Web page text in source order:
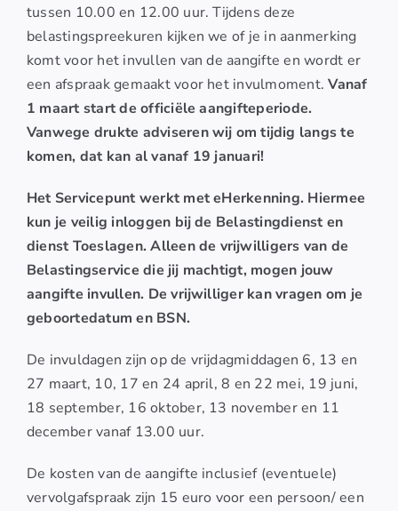
tussen 10.00 en 12.00 uur. Tijdens deze
belastingspreekuren kijken we of je in aanmerking
komt voor het invullen van de aangifte en wordt er
een afspraak gemaakt voor het invulmoment.Vanaf
1 maart start de officiële aangifteperiode.
Vanwege drukte adviseren wij om tijdig langs te
komen, dat kan al vanaf 19 januari!
Het Servicepunt werkt met eHerkenning. Hiermee
kun je veilig inloggen bij de Belastingdienst en
dienst Toeslagen. Alleen de vrijwilligers van de
Belastingservice die jij machtigt, mogen jouw
aangifte invullen. De vrijwilliger kan vragen om je
geboortedatum en BSN.
De invuldagen zijn op de vrijdagmiddagen 6, 13 en
27 maart, 10, 17 en 24 april, 8 en 22 mei, 19 juni,
18 september, 16 oktober, 13 november en 11
december vanaf 13.00 uur.
De kosten van de aangifte inclusief (eventuele)
vervolgafspraak zijn 15 euro voor een persoon/ een